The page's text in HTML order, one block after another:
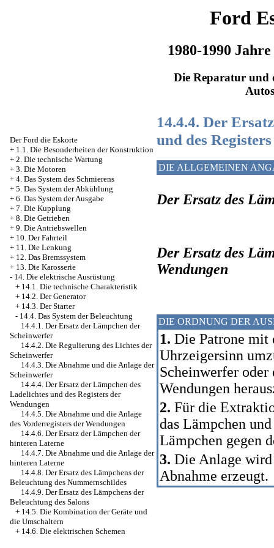
Ford
1980-1990
Die Reparatur und
Autos
Der Ford die Eskorte
+ 1.1. Die Besonderheiten der Konstruktion
+ 2. Die technische Wartung
+ 3. Die Motoren
+ 4. Das System des Schmierens
+ 5. Das System der Abkühlung
+ 6. Das System der Ausgabe
+ 7. Die Kupplung
+ 8. Die Getrieben
+ 9. Die Antriebswellen
+ 10. Der Fahrteil
+ 11. Die Lenkung
+ 12. Das Bremssystem
+ 13. Die Karosserie
- 14. Die elektrische Ausrüstung
+ 14.1. Die technische Charakteristik
+ 14.2. Der Generator
+ 14.3. Der Starter
- 14.4. Das System der Beleuchtung
14.4.1. Der Ersatz der Lämpchen der
Scheinwerfer
14.4.2. Die Regulierung des Lichtes der
Scheinwerfer
14.4.3. Die Abnahme und die Anlage der
Scheinwerfer
14.4.4. Der Ersatz der Lämpchen des
Ladelichtes und des Registers der
Wendungen
14.4.5. Die Abnahme und die Anlage
des Vorderregisters der Wendungen
14.4.6. Der Ersatz der Lämpchen der
hinteren Laterne
14.4.7. Die Abnahme und die Anlage der
hinteren Laterne
14.4.8. Der Ersatz des Lämpchens der
Beleuchtung des Nummernschildes
14.4.9. Der Ersatz des Lämpchens der
Beleuchtung des Salons
+ 14.5. Die Kombination der Geräte und
die Umschaltern
+ 14.6. Die elektrischen Schemen
14.4.4. Der
und des
DIE ALLGEMEINEN
Der Ersatz des
Der Ersatz des
Wendungen
DIE ORDNUNG DER
1. Die Patrone mit
Uhrzeigersinn
Scheinwerfer oder
Wendungen
2. Für die
das Lämpchen
Lämpchen gegen
3. Die Anlage
Abnahme erzeugt.